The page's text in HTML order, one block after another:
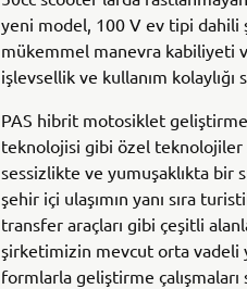
yeni model, 100 V ev tipi dahili
mükemmel manevra kabiliyeti
işlevsellik ve kullanım kolaylığı
PAS hibrit motosiklet geliştirme
teknolojisi gibi özel teknolojiler
sessizlikte ve yumuşaklıkta bir
şehir içi ulaşımın yanı sıra
transfer araçları gibi çeşitli
şirketimizin mevcut orta vadeli
formlarla geliştirme çalışmaları